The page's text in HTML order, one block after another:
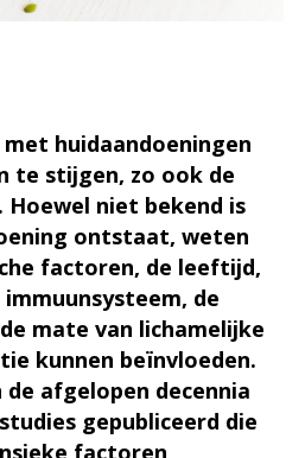
huidaandoeningen
te stijgen, zo ook de
Hoewel niet bekend is
ontstaat, weten
factoren, de leeftijd,
de
mate van lichamelijke
kunnen beïnvloeden.
de afgelopen decennia
gepubliceerd die
factoren,